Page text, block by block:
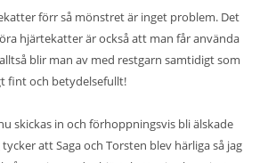
förr så mönstret är inget problem. Det
hjärtekatter är också att man får använda
blir man av med restgarn samtidigt som
fint och betydelsefullt!
skickas in och förhoppningsvis bli älskade
att Saga och Torsten blev härliga så jag